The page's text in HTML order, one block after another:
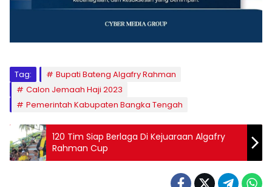
Tag:
Bupati Bateng Algafry Rahman
Calon Jemaah Haji 2023
Pemerintah Kabupaten Bangka Tengah
120 Tim Siap Berlaga Di Kejuaraan Algafry
Rahman Cup